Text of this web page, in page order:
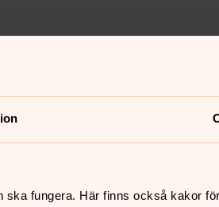
fungera. Här finns också kakor
de